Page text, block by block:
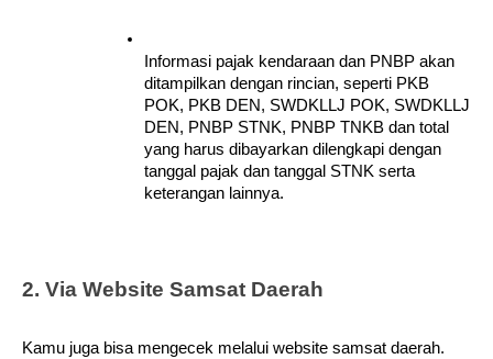
Informasi pajak kendaraan dan PNBP akan
ditampilkan dengan rincian, seperti PKB
POK, PKB DEN, SWDKLLJ POK, SWDKLLJ
DEN, PNBP STNK, PNBP TNKB dan total
yang harus dibayarkan dilengkapi dengan
tanggal pajak dan tanggal STNK serta
keterangan lainnya.
2. Via Website Samsat Daerah
Kamu juga bisa mengecek melalui website samsat daerah.